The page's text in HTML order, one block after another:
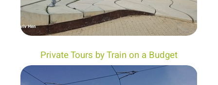
Private Tours by Train on a Budget